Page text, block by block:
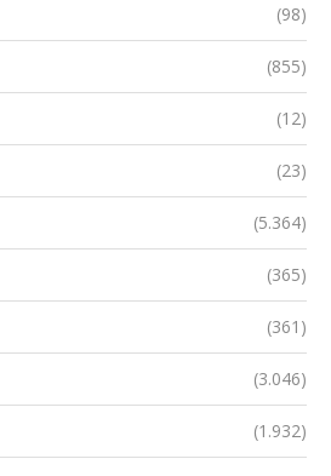
(98)
(855)
(12)
(23)
(5.364)
(365)
(361)
(3.046)
(1.932)